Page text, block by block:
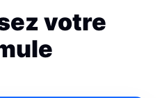
votre